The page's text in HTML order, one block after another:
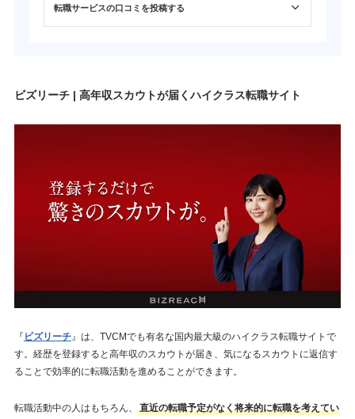
転職サービスの口コミを投稿する
ビズリーチ | 高年収スカウトが届くハイクラス転職サイト
『 ビズリーチ』は、TVCMでも有名な国内最大級のハイクラス転職サイトで
す。経歴を登録すると高年収のスカウトが届き、気になるスカウトに返信す
ることで効率的に転職活動を進めることができます。
転職活動中の人はもちろん、
直近の転職予定がなく将来的に転職を考えてい